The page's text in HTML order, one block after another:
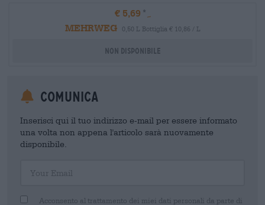
€ 5,69
MEHRWEG
0,50 L Bottiglia € 10,86 / L
Non disponibile
Comunica
Inserisci qui il tuo indirizzo e-mail per essere informato
una volta non appena l'articolo sarà nuovamente
disponibile.
Acconsento al trattamento dei miei dati personali da parte di